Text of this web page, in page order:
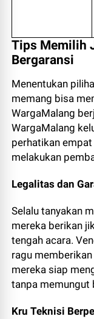
Tips Memilih
Bergaransi
Menentukan
memang bisa
WargaMalang
WargaMalang
perhatikan
melakukan
Legalitas dan
Selalu tanyakan
mereka berikan
tengah acara.
ragu
mereka siap
tanpa memungut
Kru Teknisi